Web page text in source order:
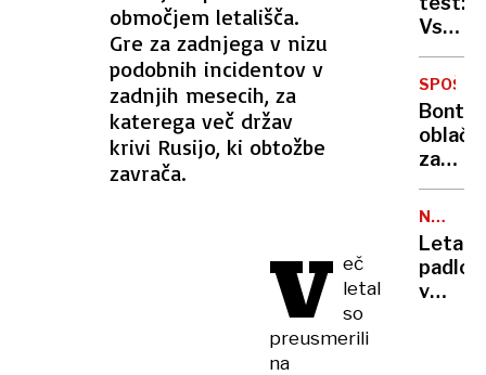
območjem letališča.
Gre za zadnjega v nizu
podobnih incidentov v
zadnjih mesecih, za
katerega več držav
krivi Rusijo, ki obtožbe
zavrača.
V eč
letal
so
preusmerili
na
kazni
so
visoke
vidi
napake
skoraj
nihče
Bonton
za
se
raje
NAD
OBLAKI
Letalo
padlo
v